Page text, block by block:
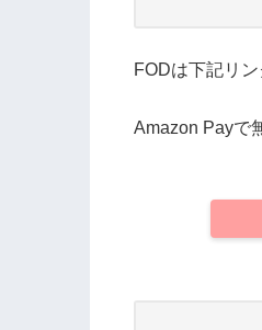
FODは下記リン
Amazon Payで